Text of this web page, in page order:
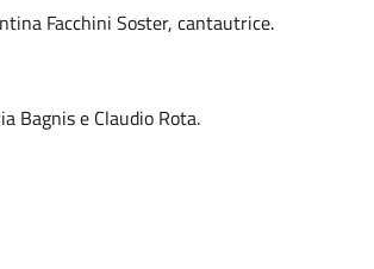
Facchini Soster, cantautrice.
Bagnis e Claudio Rota.